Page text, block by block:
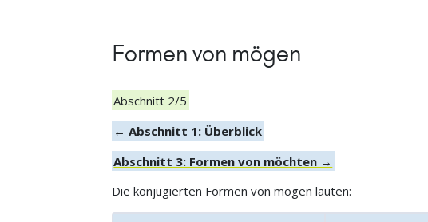
Formen von mögen
Abschnitt 2/5
← Abschnitt 1: Überblick
Abschnitt 3: Formen von möchten →
Die konjugierten Formen von mögen lauten: